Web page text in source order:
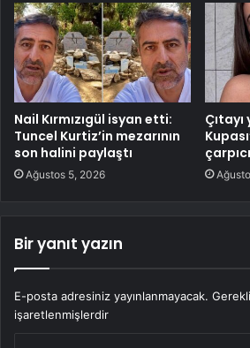
Nail Kırmızıgül isyan etti:
Tuncel Kurtiz’in mezarının
son halini paylaştı
Ağustos 5, 2026
Bir yanıt yazın
E-posta adresiniz yayınlanmayacak.
işaretlenmişlerdir